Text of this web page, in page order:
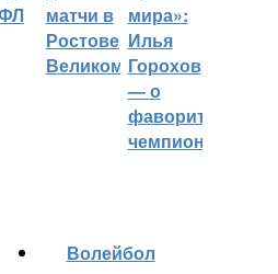
матчи в
Ростове
Великом
мира»:
Илья
Горохов
— о
фаворитах
чемпионата
Волейбол